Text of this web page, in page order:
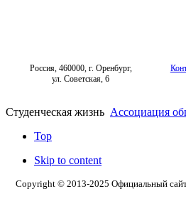
Россия, 460000, г. Оренбург,
ул. Советская, 6
Студенческая жизнь Ассоциация
Top
Skip to content
Copyright © 2013-2025 Официальный сайт